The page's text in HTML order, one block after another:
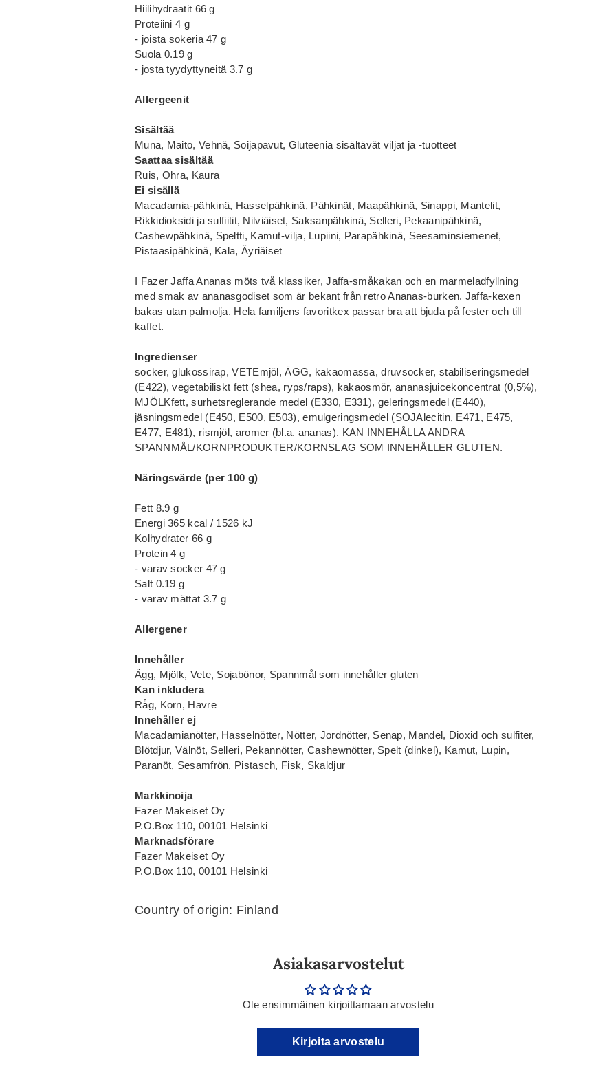
Hiilihydraatit 66 g
Proteiini 4 g
- joista sokeria 47 g
Suola 0.19 g
- josta tyydyttyneitä 3.7 g
Allergeenit
Sisältää
Muna, Maito, Vehnä, Soijapavut, Gluteenia sisältävät viljat ja -tuotteet
Saattaa sisältää
Ruis, Ohra, Kaura
Ei sisällä
Macadamia-pähkinä, Hasselpähkinä, Pähkinät, Maapähkinä, Sinappi, Mantelit,
Rikkidioksidi ja sulfiitit, Nilviäiset, Saksanpähkinä, Selleri, Pekaanipähkinä,
Cashewpähkinä, Speltti, Kamut-vilja, Lupiini, Parapähkinä, Seesaminsiemenet,
Pistaasipähkinä, Kala, Äyriäiset
I Fazer Jaffa Ananas möts två klassiker, Jaffa-småkakan och en marmeladfyllning
med smak av ananasgodiset som är bekant från retro Ananas-burken. Jaffa-kexen
bakas utan palmolja. Hela familjens favoritkex passar bra att bjuda på fester och till
kaffet.
Ingredienser
socker, glukossirap, VETEmjöl, ÄGG, kakaomassa, druvsocker, stabiliseringsmedel
(E422), vegetabiliskt fett (shea, ryps/raps), kakaosmör, ananasjuicekoncentrat (0,5%),
MJÖLKfett, surhetsreglerande medel (E330, E331), geleringsmedel (E440),
jäsningsmedel (E450, E500, E503), emulgeringsmedel (SOJAlecitin, E471, E475,
E477, E481), rismjöl, aromer (bl.a. ananas). KAN INNEHÅLLA ANDRA
SPANNMÅL/KORNPRODUKTER/KORNSLAG SOM INNEHÅLLER GLUTEN.
Näringsvärde (per 100 g)
Fett 8.9 g
Energi 365 kcal / 1526 kJ
Kolhydrater 66 g
Protein 4 g
- varav socker 47 g
Salt 0.19 g
- varav mättat 3.7 g
Allergener
Innehåller
Ägg, Mjölk, Vete, Sojabönor, Spannmål som innehåller gluten
Kan inkludera
Råg, Korn, Havre
Innehåller ej
Macadamianötter, Hasselnötter, Nötter, Jordnötter, Senap, Mandel, Dioxid och sulfiter,
Blötdjur, Välnöt, Selleri, Pekannötter, Cashewnötter, Spelt (dinkel), Kamut, Lupin,
Paranöt, Sesamfrön, Pistasch, Fisk, Skaldjur
Markkinoija
Fazer Makeiset Oy
P.O.Box 110, 00101 Helsinki
Marknadsförare
Fazer Makeiset Oy
P.O.Box 110, 00101 Helsinki
Country of origin: Finland
Asiakasarvostelut
Ole ensimmäinen kirjoittamaan arvostelu
Kirjoita arvostelu